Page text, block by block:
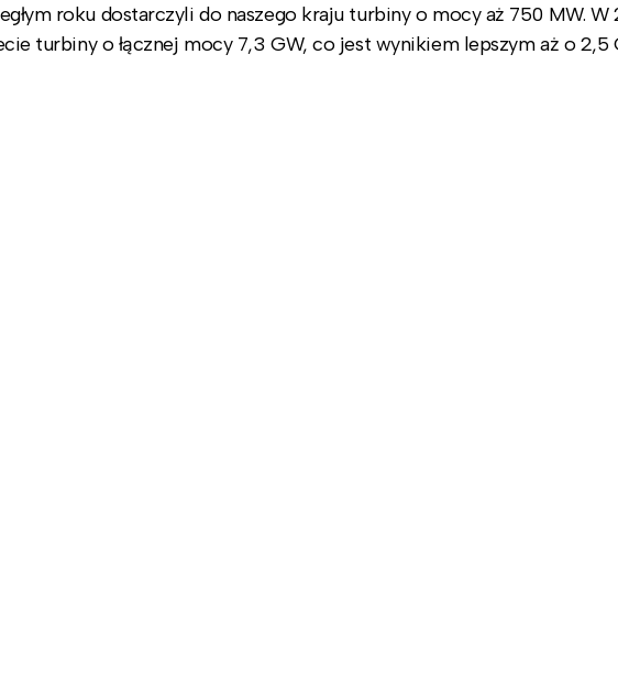
roku dostarczyli do naszego kraju turbiny o mocy aż 750 MW. W
turbiny o łącznej mocy 7,3 GW, co jest wynikiem lepszym aż o 2,5